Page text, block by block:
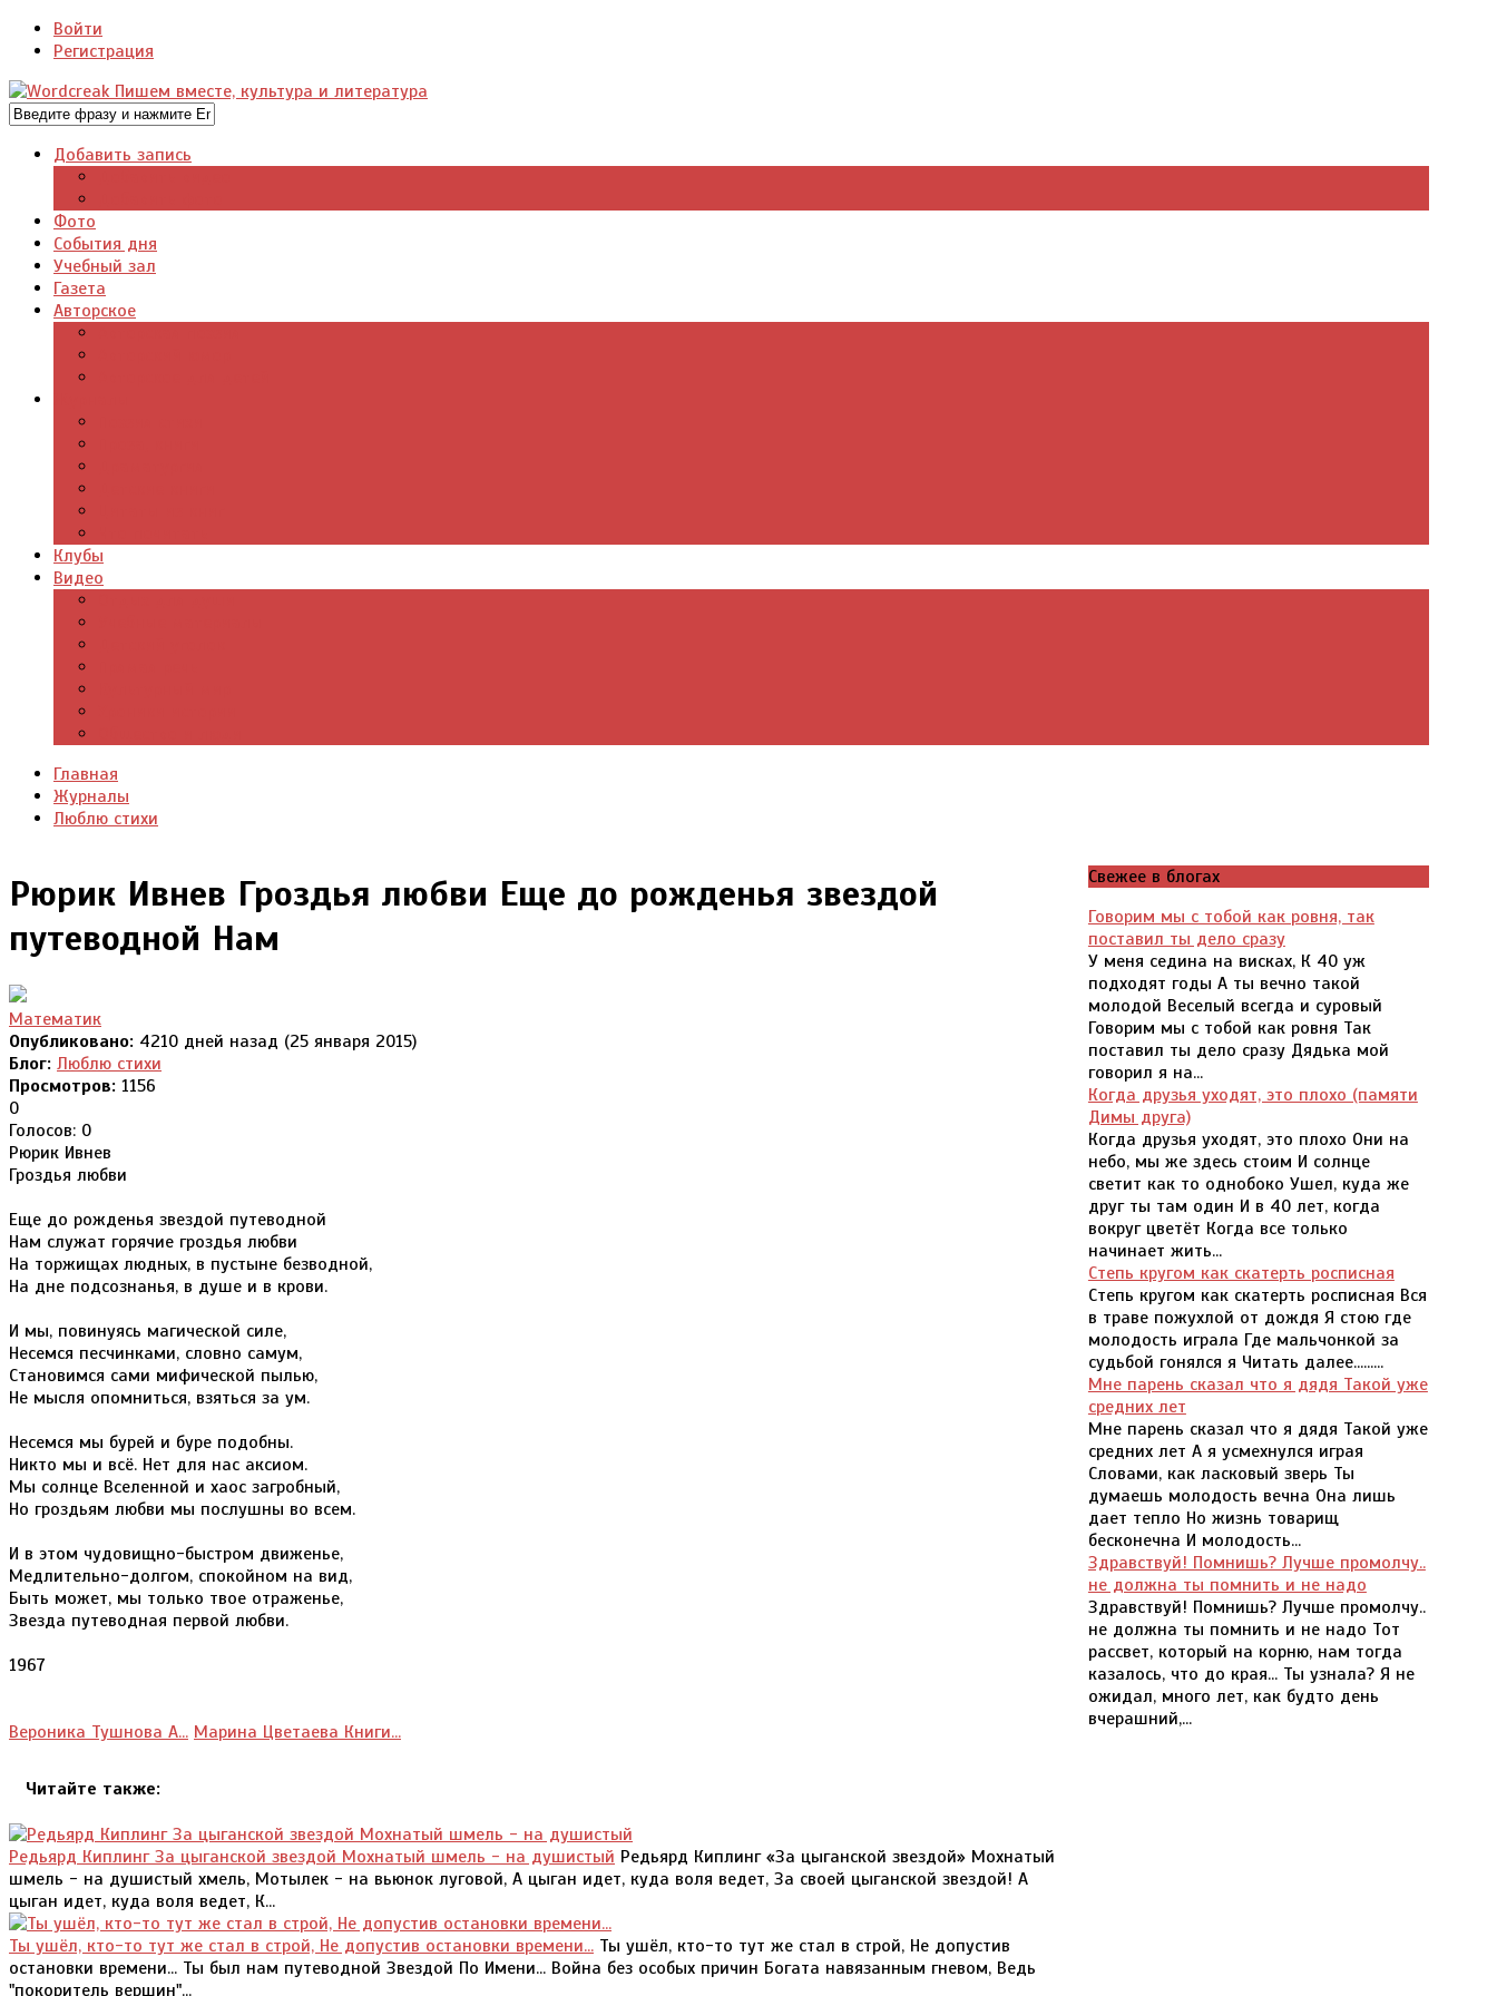
Войти
Регистрация
Добавить запись
Фото
События дня
Учебный зал
Газета
Авторское
Клубы
Видео
Главная
Журналы
Люблю стихи
Рюрик Ивнев Гроздья любви Еще до рожденья звездой
путеводной Нам
Математик
Опубликовано: 4210 дней назад (25 января 2015)
Блог: Люблю стихи
Просмотров: 1156
0
Голосов: 0
Рюрик Ивнев
Гроздья любви
Еще до рожденья звездой путеводной
Нам служат горячие гроздья любви
На торжищах людных, в пустыне безводной,
На дне подсознанья, в душе и в крови.
И мы, повинуясь магической силе,
Несемся песчинками, словно самум,
Становимся сами мифической пылью,
Не мысля опомниться, взяться за ум.
Несемся мы бурей и буре подобны.
Никто мы и всё. Нет для нас аксиом.
Мы солнце Вселенной и хаос загробный,
Но гроздьям любви мы послушны во всем.
И в этом чудовищно-быстром движенье,
Медлительно-долгом, спокойном на вид,
Быть может, мы только твое отраженье,
Звезда путеводная первой любви.
1967
Вероника Тушнова А... Марина Цветаева Книги...
Читайте также:
Редьярд Киплинг За цыганской звездой Мохнатый шмель - на душистый Редьярд Киплинг «За цыганской звездой» Мохнатый
шмель - на душистый хмель, Мотылек - на вьюнок луговой, А цыган идет, куда воля ведет, За своей цыганской звездой! А
цыган идет, куда воля ведет, К...
Ты ушёл, кто-то тут же стал в строй, Не допустив остановки времени... Ты ушёл, кто-то тут же стал в строй, Не допустив
остановки времени... Ты был нам путеводной Звездой По Имени... Война без особых причин Богата навязанным гневом, Ведь
"покоритель вершин"...
Свежее в блогах
Говорим мы с тобой как ровня, так
поставил ты дело сразу
У меня седина на висках, К 40 уж
подходят годы А ты вечно такой
молодой Веселый всегда и суровый
Говорим мы с тобой как ровня Так
поставил ты дело сразу Дядька мой
говорил я на...
Когда друзья уходят, это плохо (памяти
Димы друга)
Когда друзья уходят, это плохо Они на
небо, мы же здесь стоим И солнце
светит как то однобоко Ушел, куда же
друг ты там один И в 40 лет, когда
вокруг цветёт Когда все только
начинает жить...
Степь кругом как скатерть росписная
Степь кругом как скатерть росписная Вся
в траве пожухлой от дождя Я стою где
молодость играла Где мальчонкой за
судьбой гонялся я Читать далее.........
Мне парень сказал что я дядя Такой уже
средних лет
Мне парень сказал что я дядя Такой уже
средних лет А я усмехнулся играя
Словами, как ласковый зверь Ты
думаешь молодость вечна Она лишь
дает тепло Но жизнь товарищ
бесконечна И молодость...
Здравствуй! Помнишь? Лучше промолчу..
не должна ты помнить и не надо
Здравствуй! Помнишь? Лучше промолчу..
не должна ты помнить и не надо Тот
рассвет, который на корню, нам тогда
казалось, что до края... Ты узнала? Я не
ожидал, много лет, как будто день
вчерашний,...